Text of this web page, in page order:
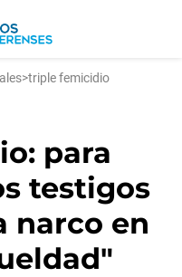
>triple femicidio
para
testigos
narco en